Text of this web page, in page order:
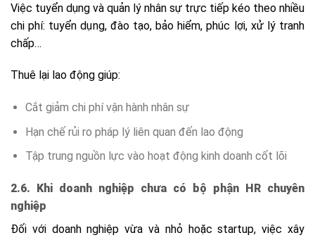
Việc tuyển dụng và quản lý nhân sự trực tiếp kéo theo nhiều
chi phí: tuyển dụng, đào tạo, bảo hiểm, phúc lợi, xử lý tranh
chấp…
Thuê lại lao động giúp:
Cắt giảm chi phí vận hành nhân sự
Hạn chế rủi ro pháp lý liên quan đến lao động
Tập trung nguồn lực vào hoạt động kinh doanh cốt lõi
2.6. Khi doanh nghiệp chưa có bộ phận HR chuyên
nghiệp
Đối với doanh nghiệp vừa và nhỏ hoặc startup, việc xây